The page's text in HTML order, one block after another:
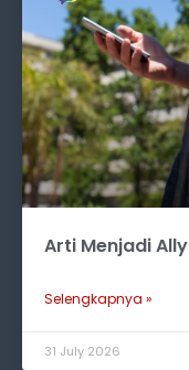
Arti Menjadi Ally
Selengkapnya »
31 July 2026